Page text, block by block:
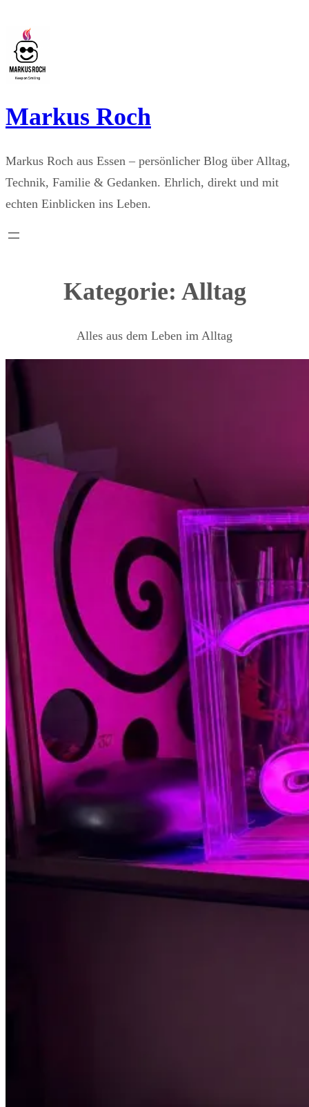
Inhalt
springen
Markus Roch
Markus Roch aus Essen – persönlicher Blog über Alltag,
Technik, Familie & Gedanken. Ehrlich, direkt und mit
echten Einblicken ins Leben.
Kategorie: Alltag
Alles aus dem Leben im Alltag